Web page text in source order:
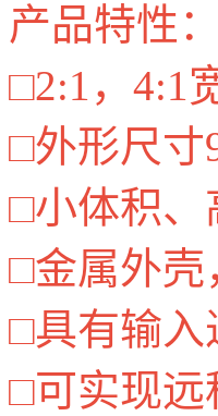
产品特性：
□2:1，4:1
□外形尺寸
□小体积、
□金属外壳
□具有输入
□可实现远